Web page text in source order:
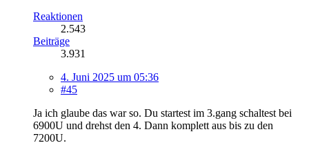
Reaktionen
2.543
Beiträge
3.931
4. Juni 2025 um 05:36
#45
Ja ich glaube das war so. Du startest im 3.gang schaltest bei
6900U und drehst den 4. Dann komplett aus bis zu den
7200U.